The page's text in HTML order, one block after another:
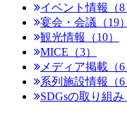
イベント情報（8
宴会・会議（19）
観光情報（10）
MICE（3）
メディア掲載（6
系列施設情報（6
SDGsの取り組み